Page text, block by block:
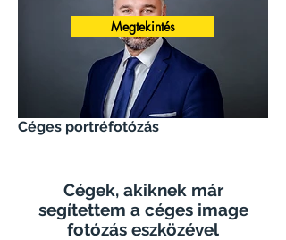
Megtekintés
Céges portréfotózás
Cégek, akiknek már
segítettem a céges image
fotózás eszközével